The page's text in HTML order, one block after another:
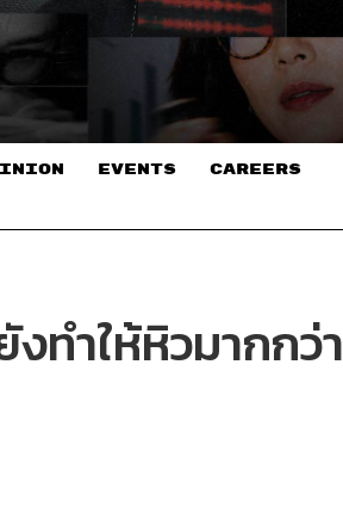
EVENTS CAREERS
ทำให้หิวมากกว่า